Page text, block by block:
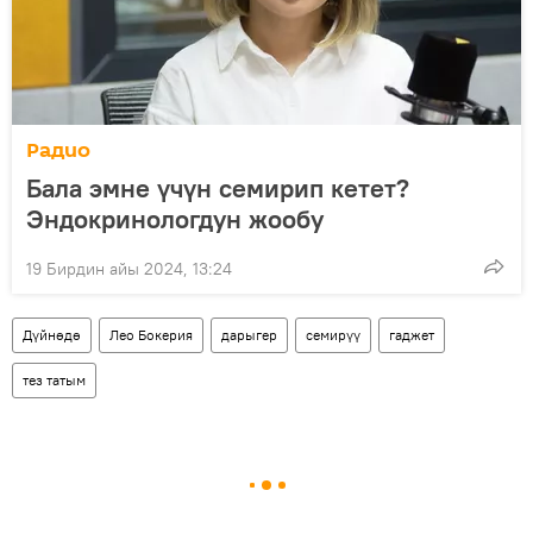
Радио
Бала эмне үчүн семирип кетет?
Эндокринологдун жообу
19 Бирдин айы 2024, 13:24
Дүйнөдө Лео Бокерия дарыгер семирүү гаджет
тез татым